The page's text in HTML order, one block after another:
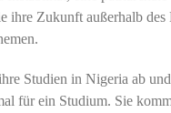
ihre Zukunft außerhalb des
Studien in Nigeria ab
für ein Studium. Sie